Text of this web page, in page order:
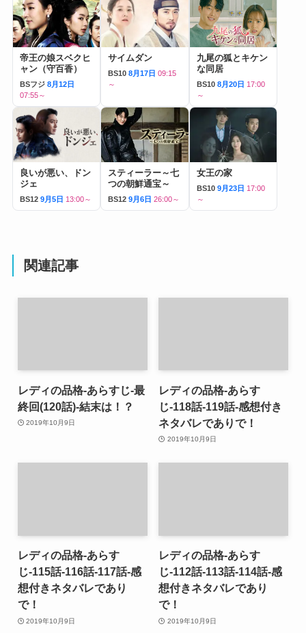
帝王の娘スベクヒ
ャン（守百香）
BSフジ 8月12日
07:55～
サイムダン
BS10 8月17日 09:15
～
九尾の狐とキケン
な同居
BS10 8月20日 17:00
～
良いが悪い、ドン
ジェ
BS12 9月5日 13:00～
スティーラー～七
つの朝鮮通宝～
BS12 9月6日 26:00～
女王の家
BS10 9月23日 17:00
～
関連記事
レディの品格-あらすじ-最
終回(120話)-結末は！？
2019年10月9日
レディの品格-あらす
じ-118話-119話-感想付き
ネタバレでありで！
2019年10月9日
レディの品格-あらす
じ-115話-116話-117話-感
想付きネタバレであり
で！
2019年10月9日
レディの品格-あらす
じ-112話-113話-114話-感
想付きネタバレであり
で！
2019年10月9日